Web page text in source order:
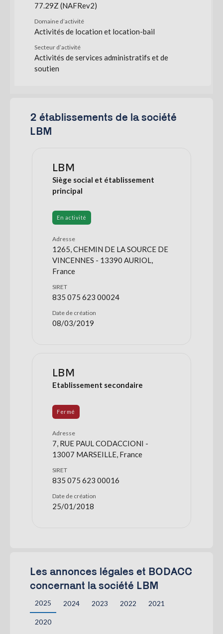
77.29Z (NAFRev2)
Domaine d’activité
Activités de location et location-bail
Secteur d’activité
Activités de services administratifs et de
soutien
2 établissements de la société
LBM
LBM
Siège social et établissement
principal
En activité
Adresse
1265, CHEMIN DE LA SOURCE DE
VINCENNES - 13390 AURIOL,
France
SIRET
835 075 623 00024
Date de création
08/03/2019
LBM
Etablissement secondaire
Fermé
Adresse
7, RUE PAUL CODACCIONI -
13007 MARSEILLE, France
SIRET
835 075 623 00016
Date de création
25/01/2018
Les annonces légales et BODACC
concernant la société LBM
2025 2024 2023 2022 2021
2020